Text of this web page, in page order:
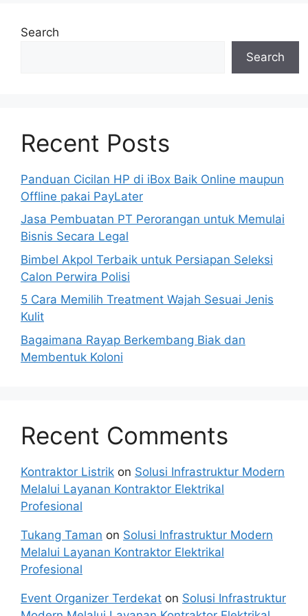
Search
Search
Recent Posts
Panduan Cicilan HP di iBox Baik Online maupun
Offline pakai PayLater
Jasa Pembuatan PT Perorangan untuk Memulai
Bisnis Secara Legal
Bimbel Akpol Terbaik untuk Persiapan Seleksi
Calon Perwira Polisi
5 Cara Memilih Treatment Wajah Sesuai Jenis
Kulit
Bagaimana Rayap Berkembang Biak dan
Membentuk Koloni
Recent Comments
Kontraktor Listrik on Solusi Infrastruktur Modern
Melalui Layanan Kontraktor Elektrikal
Profesional
Tukang Taman on Solusi Infrastruktur Modern
Melalui Layanan Kontraktor Elektrikal
Profesional
Event Organizer Terdekat on Solusi Infrastruktur